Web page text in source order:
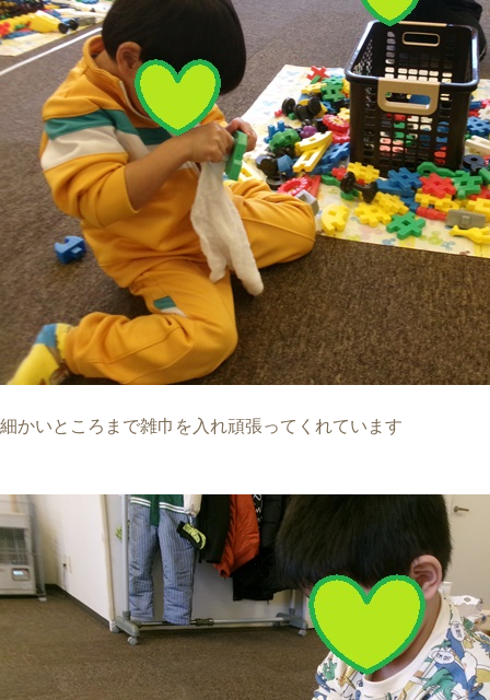
細かいところまで雑巾を入れ頑張ってくれています